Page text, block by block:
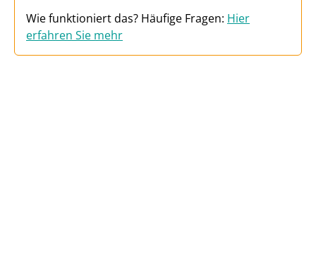
Wie funktioniert das? Häufige Fragen: Hier
erfahren Sie mehr